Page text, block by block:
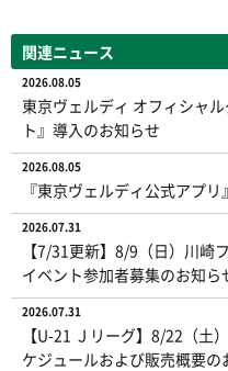
関連ニュース
2026.08.05
東京ヴェルディ オフィシャ
ト』導入のお知らせ
2026.08.05
『東京ヴェルディ公式アプ
2026.07.31
【7/31更新】8/9（日）川
イベント参加者募集のお知ら
2026.07.31
【U-21 Ｊリーグ】8/22（
ケジュールおよび販売概要の